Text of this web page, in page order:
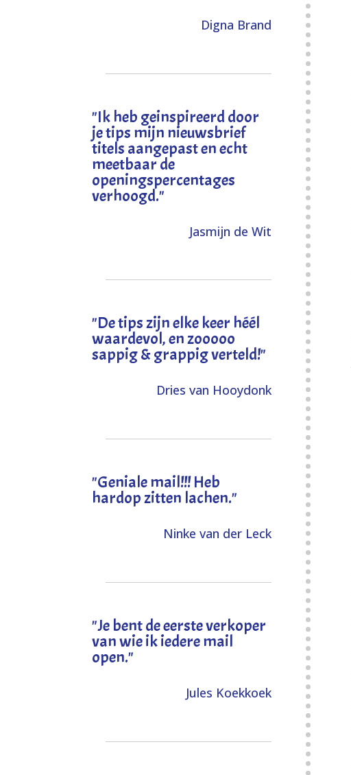
Digna Brand
"Ik heb geinspireerd door
je tips mijn nieuwsbrief
titels aangepast en echt
meetbaar de
openingspercentages
verhoogd."
Jasmijn de Wit
"De tips zijn elke keer héél
waardevol, en zooooo
sappig & grappig verteld!"
Dries van Hooydonk
"Geniale mail!!! Heb
hardop zitten lachen."
Ninke van der Leck
"Je bent de eerste verkoper
van wie ik iedere mail
open."
Jules Koekkoek